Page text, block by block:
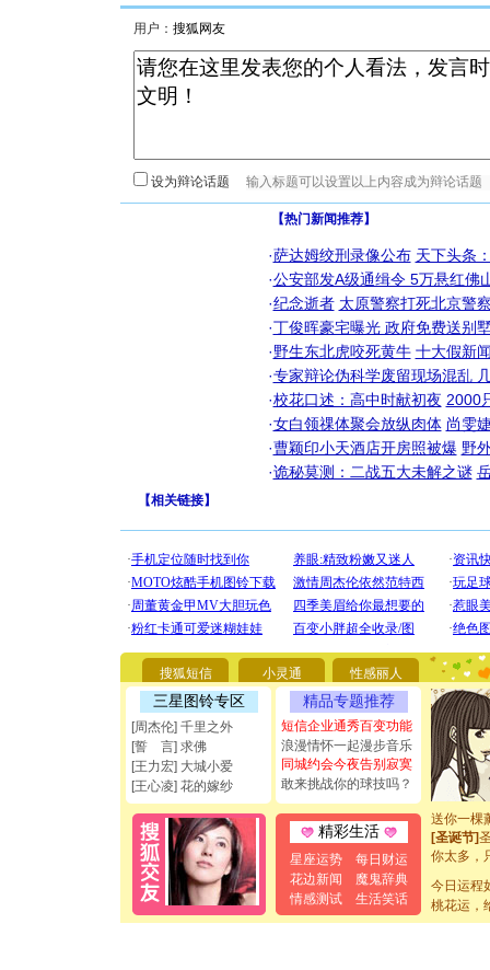
用户：
设为辩论话题
【热门新闻推荐】
·萨达姆绞刑录像公布 天下头条
·公安部发A级通缉令 5万悬红佛
·纪念逝者 太原警察打死北京警
·丁俊晖豪宅曝光 政府免费送别
·野生东北虎咬死黄牛 十大假新
·专家辩论伪科学废留现场混乱
·校花口述：高中时献初夜 2000
·女白领祼体聚会放纵肉体 尚雯
·曹颖印小天酒店开房照被爆 野
·诡秘莫测：二战五大未解之谜
【相关链接】
搜狐短信 小灵通 性感丽人
三星图铃专区
[周杰伦] 千里之外
[誓 言] 求佛
[王力宏] 大城小爱
[王心凌] 花的嫁纱
精品专题推荐
短信企业通秀百变功能
浪漫情怀一起漫步音乐
同城约会今夜告别寂寞
敢来挑战你的球技吗？
精彩生活
星座运势
每日财运
花边新闻
魔鬼辞典
情感测试
生活笑话
[圣诞节]
你太多，
要平安
[圣诞节]
能正大光
如意,快
[元旦]看
断电。
你是我
[元旦]如
起；二
[元旦] 当
泣，这痛
卖了。水
[春节]风
颜！冬
道一声平
[春节]传
片叶子是
送你一棵
[圣诞节]
你太多，
要平安！
[圣诞节]
能正大光
都要快乐
今日运程
桃花运，